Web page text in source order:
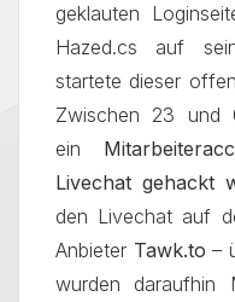
geklauten
Hazed.cs auf
startete dieser
Zwischen 23 und
ein
Livechat gehackt
den Livechat auf
Anbieter Tawk.to –
wurden daraufhin